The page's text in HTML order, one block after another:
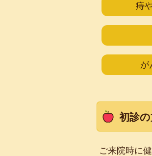
痔
が
初診
ご来院時に